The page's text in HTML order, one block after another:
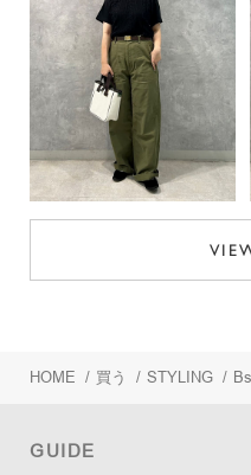
HOME / 買う / STYLING /
GUIDE